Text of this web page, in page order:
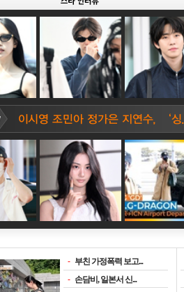
- 부친 가정폭력 보고...
- 손담비, 일본서 신...